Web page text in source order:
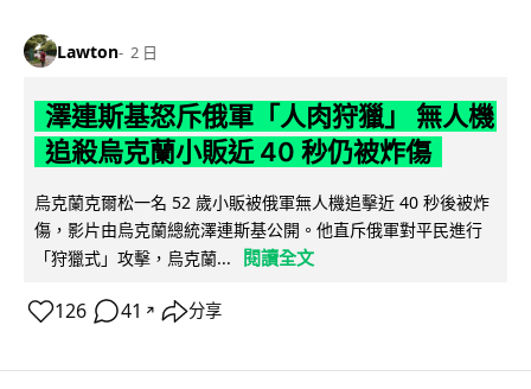
Lawton 2 日
澤連斯基怒斥俄軍「人肉狩獵」 無人機
追殺烏克蘭小販近 40 秒仍被炸傷
烏克蘭克爾松一名 52 歲小販被俄軍無人機追擊近 40 秒後被炸
傷，影片由烏克蘭總統澤連斯基公開。他直斥俄軍對平民進行
「狩獵式」攻擊，烏克蘭...
閱讀全文
126 41 ↗ 分享